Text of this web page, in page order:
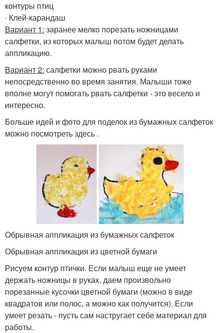
контуры птиц
· Клей-карандаш
Вариант 1: заранее мелко порезать ножницами
салфетки, из которых малыш потом будет делать
аппликацию.
Вариант 2: салфетки можно рвать руками
непосредственно во время занятия. Малыши тоже
вполне могут помогать рвать салфетки - это весело и
интересно.
Больше идей и фото для поделок из бумажных салфеток
можно посмотреть здесь .
Обрывная аппликация из бумажных салфеток
Обрывная аппликация из цветной бумаги
Рисуем контур птички. Если малыш еще не умеет
держать ножницы в руках, даем произвольно
порезанные кусочки цветной бумаги (можно в виде
квадратов или полос, а можно как получится). Если
умеет резать - пусть сам настругает себе материал для
работы.